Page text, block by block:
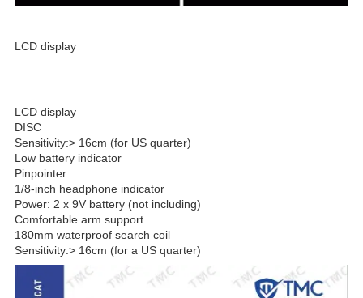
LCD display
LCD display
DISC
Sensitivity:> 16cm (for US quarter)
Low battery indicator
Pinpointer
1/8-inch headphone indicator
Power: 2 x 9V battery (not including)
Comfortable arm support
180mm waterproof search coil
Sensitivity:> 16cm (for a US quarter)